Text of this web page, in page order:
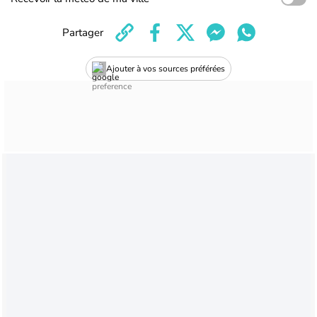
Ajouter à vos sources préférées
Partager